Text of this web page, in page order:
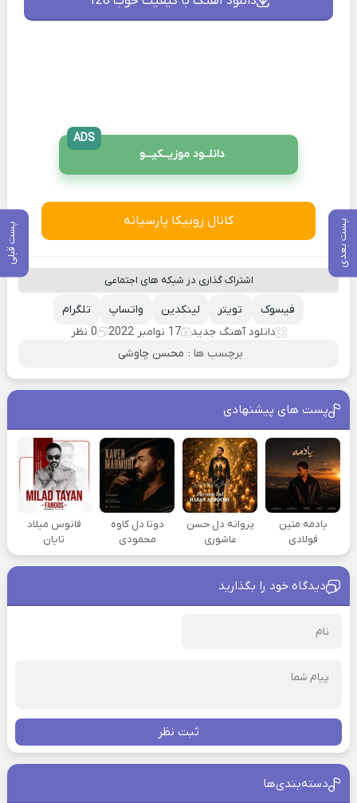
پست بعدی پست قبلی
دانلــود موزیــکیـــو
ADS
کانال روبیکا پارسیانه
اشتراک گذاری در شبکه های اجتماعی
تلگرام واتساپ لینکدین تویتر
فیسوک
دانلود آهنگ جدید
17 نوامبر 2022
0 نظر
برچسب ها : محسن چاوشی
پست های پیشنهادی
یادمه متین
فولادی
پروانه دل حسن
عاشوری
دوتا دل کاوه
محمودی
فانوس میلاد
تایان
دیدگاه خود را بگذارید
ثبت نظر
دسته‌بندی‌ها